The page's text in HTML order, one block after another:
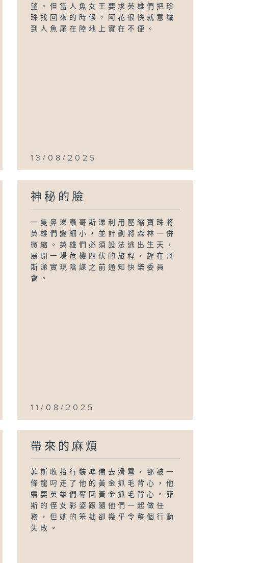
望。但當人魚女王要求英雄們把珍
珠找回來的時候，阿花很快就意識
到人魚尾在陸地上實在不便。
13/08/2025
神秘的臉
一隻鼻涕蟲哥斯涕利用壓縮寶珠將
英雄們變細小，並計劃將森林一併
微縮。英雄們必須設法逃出生天，
展開一場危機四伏的旅程，趕在哥
斯涕實現陰謀之前通知快樂委員
會。
11/08/2025
帶來的麻煩
菲斯收拾行裝準備去滑雪，郤被一
條龍叼走了他的黃金抓毛背心，他
需要英雄們奪回黃金抓毛背心。菲
斯的侄女彩姿跟隨他們一起做任
務，但她的笨拙郤幾乎令整個行動
失敗。